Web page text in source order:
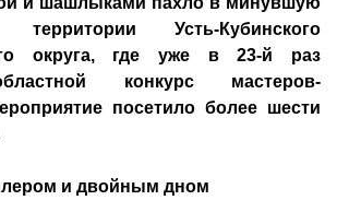
Усть-Кубинского
округа, где уже в 23-й раз
конкурс мастеров-
посетило более шести
и двойным дном